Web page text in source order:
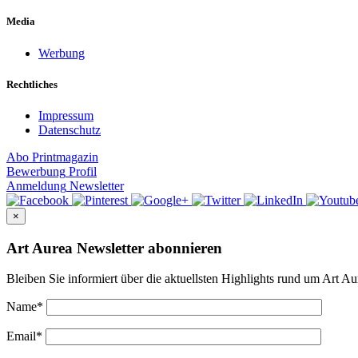
Media
Werbung
Rechtliches
Impressum
Datenschutz
Abo Printmagazin
Bewerbung Profil
Anmeldung Newsletter
×
Art Aurea Newsletter abonnieren
Bleiben Sie informiert über die aktuellsten Highlights rund um Art
Name*
Email*